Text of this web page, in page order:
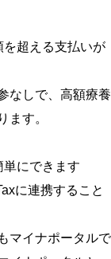
を超える支払いが
なしで、高額療養
ます。
単にできます
に連携すること
マイナポータルで